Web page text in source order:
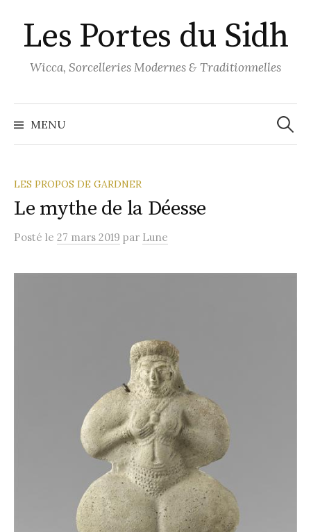
au
contenu
Les Portes du Sidh
Wicca, Sorcelleries Modernes & Traditionnelles
MENU
LES PROPOS DE GARDNER
Le mythe de la Déesse
Posté le 27 mars 2019 par Lune